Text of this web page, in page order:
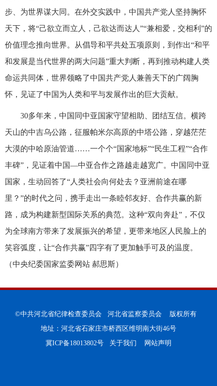
步、为世界谋大同。在外交实践中，中国共产党人坚持胸怀
天下，将“己欲立而立人，己欲达而达人”“兼相爱，交相利”的
价值理念推向世界。从倡导和平共处五项原则，到作出“和平
和发展是当代世界的两大问题”重大判断，再到推动构建人类
命运共同体，世界领略了中国共产党人兼善天下的广阔胸
怀，见证了中国为人类和平与发展作出的巨大贡献。
30多年来，中国同中亚国家守望相助、团结互信。横跨
天山的中吉乌公路，征服帕米尔高原的中塔公路，穿越茫茫
大漠的中哈原油管道……一个个“国家地标”“民生工程”“合作
丰碑”，见证着中国—中亚合作之路越走越宽广。中国同中亚
国家，生动回答了“人类社会向何处去？亚洲前途在哪
里？”的时代之问，携手走出一条睦邻友好、合作共赢的新
路，成为构建新型国际关系的典范。这种“双向奔赴”，不仅
为全球南方带来了发展振兴的希望，更带来地区人民脸上的
笑容弧度，让“合作共赢”四字有了更加触手可及的温度。
（中央纪委国家监委网站 郝思斯）
©中共河北省纪律检查委员会 河北省监察委员会 版权所有
地址：河北省石家庄市桥西区维明南大街46号
冀ICP备18013802号
关于我们 网站声明